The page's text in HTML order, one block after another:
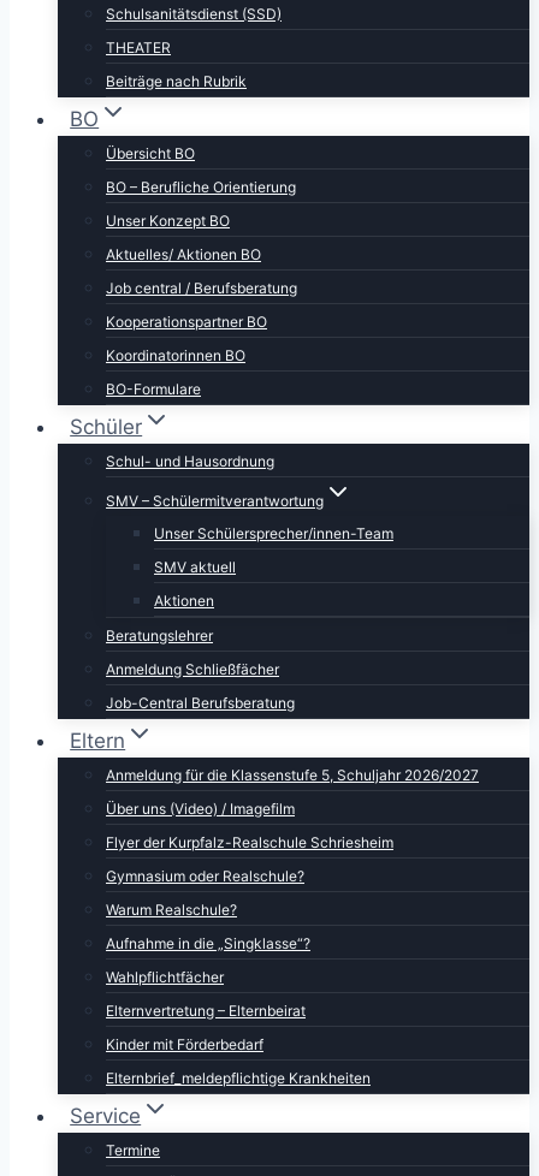
Schulsanitätsdienst (SSD)
THEATER
Beiträge nach Rubrik
BO
Übersicht BO
BO – Berufliche Orientierung
Unser Konzept BO
Aktuelles/ Aktionen BO
Job central / Berufsberatung
Kooperationspartner BO
Koordinatorinnen BO
BO-Formulare
Schüler
Schul- und Hausordnung
SMV – Schülermitverantwortung
Unser Schülersprecher/innen-Team
SMV aktuell
Aktionen
Beratungslehrer
Anmeldung Schließfächer
Job-Central Berufsberatung
Eltern
Anmeldung für die Klassenstufe 5, Schuljahr 2026/2027
Über uns (Video) / Imagefilm
Flyer der Kurpfalz-Realschule Schriesheim
Gymnasium oder Realschule?
Warum Realschule?
Aufnahme in die „Singklasse“?
Wahlpflichtfächer
Elternvertretung – Elternbeirat
Kinder mit Förderbedarf
Elternbrief_meldepflichtige Krankheiten
Service
Termine